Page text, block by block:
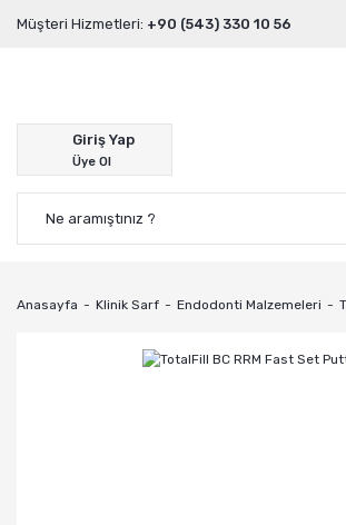
Müşteri Hizmetleri: +90 (543) 330 10 56
Giriş Yap
Üye Ol
Anasayfa Klinik Sarf Endodonti Malzemeleri